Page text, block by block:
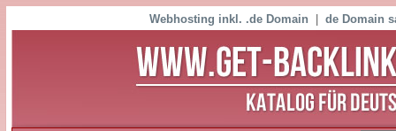
Webhosting inkl. .de Domain de Domain